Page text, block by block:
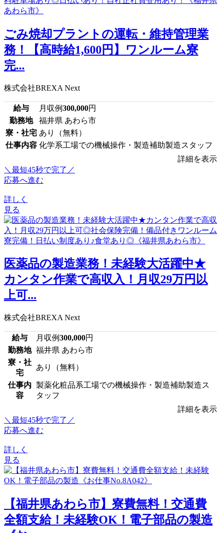
ごみ焼却プラントの運転・維持管理業
務！【高時給1,600円】ワンルーム寮
完...
株式会社BREXA Next
給与 月収例300,000円
勤務地
福井県 あわら市
寮・社宅 あり（無料）
仕事内容 化学系工場での機械操作・製造補助製造スタッフ
詳細を表示
＼最短45秒で完了／
応募へ進む
詳しく
見る
医薬品の製造業務！未経験大活躍中★
カンタン作業で高収入！月収29万円以
上可...
株式会社BREXA Next
給与 月収例300,000円
勤務地 福井県 あわら市
寮・社
宅
あり（無料）
仕事内
容
製薬化粧品系工場での機械操作・製造補助製造ス
タッフ
詳細を表示
＼最短45秒で完了／
応募へ進む
詳しく
見る
【福井県あわら市】寮費無料！交通費
全額支給！未経験OK！電子部品の製造